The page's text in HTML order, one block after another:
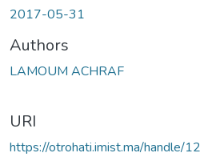
2017-05-31
Authors
LAMOUM ACHRAF
URI
https://otrohati.imist.ma/handle/